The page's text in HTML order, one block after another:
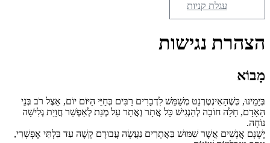
עגלת קניות
הצהרת נגישות
מָבוֹא
בְּיָמֵינוּ, כְּשֶׁהָאִינְטֶרְנֵט מְשַׁמֵּשׁ לִדְבָרִים רַבִּים בְּחַיֵּי הַיּוֹם יוֹם, אֵצֶל רֹב בְּנֵי
הָאָדָם, חָלָה חוֹבָה לְהַנְגִישׁ כָּל אֲתָר וְאֲתָר עַל מְנַת לְאַפְשֵׁר חֲוָיַת גְּלִישָׁה
נוֹחָה.
יֶשְׁנָם אֲנָשִׁים אֲשֶׁר שִׁמּוּשׁ בַּאֲתָרִים נַעֲשָׂה עֲבוּרָם קָשֶׁה עַד בִּלְתִּי אֶפְשָׁרִי,